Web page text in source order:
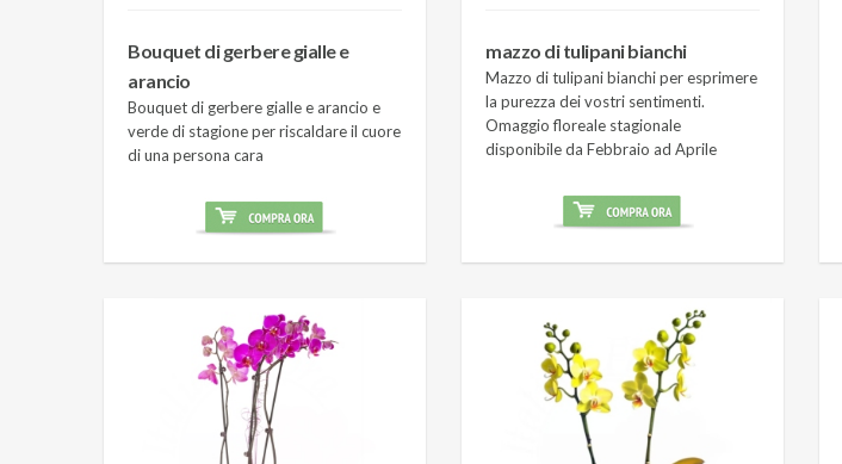
Bouquet di gerbere gialle e
arancio
Bouquet di gerbere gialle e arancio e
verde di stagione per riscaldare il cuore
di una persona cara
mazzo di tulipani bianchi
Mazzo di tulipani bianchi per esprimere
la purezza dei vostri sentimenti.
Omaggio floreale stagionale
disponibile da Febbraio ad Aprile